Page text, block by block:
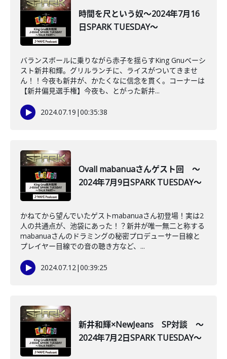
時間を尺という奴～2024年7月16
日SPARK TUESDAY～
バランスボールに乗りながら赤子を揺らすKing Gnuベーシ
スト新井和輝。グリルランチに、ライスがついてきませ
ん！！今夜も新井が、かたくなに信念を貫く。コーナーは
【新井偏見選手権】今夜も、とがった新井...
2024.07.19 |00:35:38
Ovall mabanuaさんゲスト回 ～
2024年7月9日SPARK TUESDAY～
かねてから望んでいたゲストmabanuaさん初登場！実は2
人の共通点が、池袋にあった！？新井が唯一無二と称する
mabanuaさんのドラミングの秘密プロデューサー目線と
プレイヤー目線での音の聴き方など、...
2024.07.12|00:39:25
新井和輝×NewJeans SP対談 ～
2024年7月2日SPARK TUESDAY～